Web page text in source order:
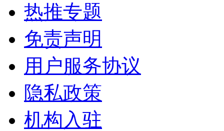
热推专题
免责声明
用户服务协议
隐私政策
机构入驻